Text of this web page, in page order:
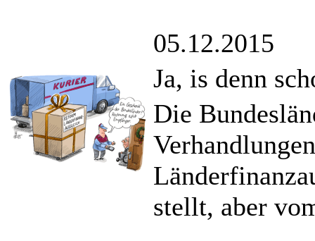
05.12.2015
Ja, is denn
Die
stellt, aber